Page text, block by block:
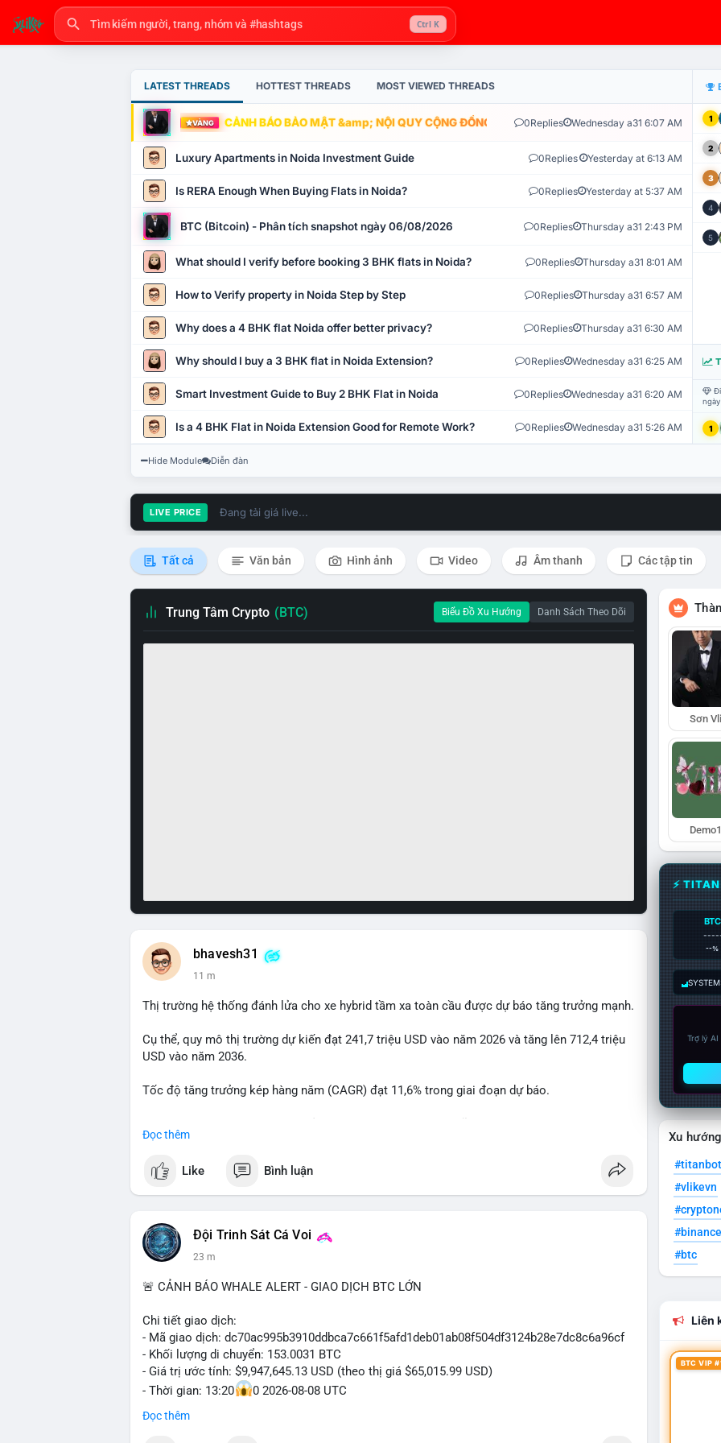
Ctrl K
LATEST THREADS HOTTEST THREADS MOST VIEWED THREADS
VÀNG CẢNH BÁO BẢO MẬT &amp; NỘI QUY CỘNG ĐỒNG VLIKE.VN: HỆ THỐNG GIÁM SÁT TỰ
0Replies Wednesday a31 6:07 AM
Luxury Apartments in Noida Investment Guide 0Replies Yesterday at 6:13 AM
Is RERA Enough When Buying Flats in Noida? 0Replies Yesterday at 5:37 AM
BTC (Bitcoin) - Phân tích snapshot ngày 06/08/2026 0Replies Thursday a31 2:43 PM
What should I verify before booking 3 BHK flats in Noida? 0Replies Thursday a31 8:01 AM
How to Verify property in Noida Step by Step 0Replies Thursday a31 6:57 AM
Why does a 4 BHK flat Noida offer better privacy? 0Replies Thursday a31 6:30 AM
Why should I buy a 3 BHK flat in Noida Extension? 0Replies Wednesday a31 6:25 AM
Smart Investment Guide to Buy 2 BHK Flat in Noida 0Replies Wednesday a31 6:20 AM
Is a 4 BHK Flat in Noida Extension Good for Remote Work? 0Replies Wednesday a31 5:26 AM
1
2
3
4
5
1
Hide Module Diễn đàn
LIVE PRICE Đang tải giá live...
Tất cả Văn bản Hình ảnh Video Âm thanh Các tập tin
Trung Tâm Crypto (BTC) Biểu Đồ Xu Hướng Danh Sách Theo Dõi
bhavesh31
11 m
Thị trường hệ thống đánh lửa cho xe hybrid tầm xa toàn cầu được dự báo tăng trưởng mạnh.
Cụ thể, quy mô thị trường dự kiến đạt 241,7 triệu USD vào năm 2026 và tăng lên 712,4 triệu
USD vào năm 2036.
Tốc độ tăng trưởng kép hàng năm (CAGR) đạt 11,6% trong giai đoạn dự báo.
Đọc thêm
Like Bình luận
Đội Trinh Sát Cá Voi
23 m
🚨 CẢNH BÁO WHALE ALERT - GIAO DỊCH BTC LỚN
Chi tiết giao dịch:
- Mã giao dịch: dc70ac995b3910ddbca7c661f5afd1deb01ab08f504df3124b28e7dc8c6a96cf
- Khối lượng di chuyển: 153.0031 BTC
- Giá trị ước tính: $9,947,645.13 USD (theo thị giá $65,015.99 USD)
- Thời gian: 13:20
0 2026-08-08 UTC
Nhận định phân tích hành vi của Cá voi:
Đọc thêm
Sơn
⚡
BTC
--%
Trợ lý
Xu
#titanbot
#vlikevn
#btc
Liên
BTC VIP